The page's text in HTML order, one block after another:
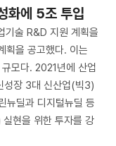
화에 5조 투입
기술 R&D 지원 계획을
획을 공고했다. 이는
모다. 2021년에 산업
성장 3대 신산업(빅3)
뉴딜과 디지털뉴딜 등
현을 위한 투자를 강